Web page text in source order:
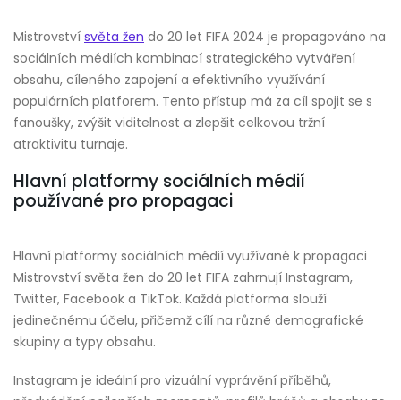
Mistrovství světa žen do 20 let FIFA 2024 je propagováno na
sociálních médiích kombinací strategického vytváření
obsahu, cíleného zapojení a efektivního využívání
populárních platforem. Tento přístup má za cíl spojit se s
fanoušky, zvýšit viditelnost a zlepšit celkovou tržní
atraktivitu turnaje.
Hlavní platformy sociálních médií
používané pro propagaci
Hlavní platformy sociálních médií využívané k propagaci
Mistrovství světa žen do 20 let FIFA zahrnují Instagram,
Twitter, Facebook a TikTok. Každá platforma slouží
jedinečnému účelu, přičemž cílí na různé demografické
skupiny a typy obsahu.
Instagram je ideální pro vizuální vyprávění příběhů,